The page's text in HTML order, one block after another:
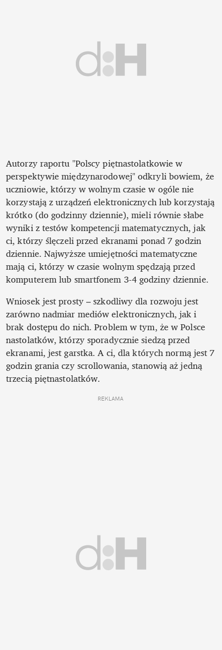
Autorzy raportu "Polscy piętnastolatkowie w
perspektywie międzynarodowej" odkryli bowiem, że
uczniowie, którzy w wolnym czasie w ogóle nie
korzystają z urządzeń elektronicznych lub korzystają
krótko (do godzinny dziennie), mieli równie słabe
wyniki z testów kompetencji matematycznych, jak
ci, którzy ślęczeli przed ekranami ponad 7 godzin
dziennie. Najwyższe umiejętności matematyczne
mają ci, którzy w czasie wolnym spędzają przed
komputerem lub smartfonem 3-4 godziny dziennie.
Wniosek jest prosty – szkodliwy dla rozwoju jest
zarówno nadmiar mediów elektronicznych, jak i
brak dostępu do nich. Problem w tym, że w Polsce
nastolatków, którzy sporadycznie siedzą przed
ekranami, jest garstka. A ci, dla których normą jest 7
godzin grania czy scrollowania, stanowią aż jedną
trzecią piętnastolatków.
REKLAMA